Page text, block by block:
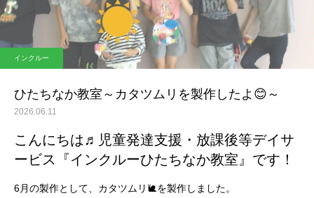
インクルー
ひたちなか教室～カタツムリを製作したよ😊～
2026.06.11
こんにちは♬児童発達支援・放課後等デイサ
ービス『インクルーひたちなか教室』です！
6月の製作として、カタツムリ🐌を製作しました。